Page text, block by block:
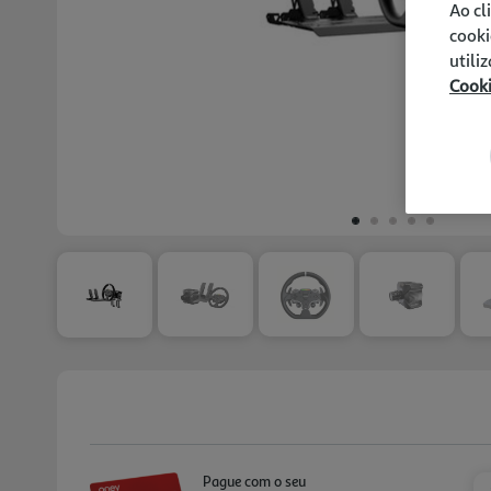
Pague com o seu
Ao